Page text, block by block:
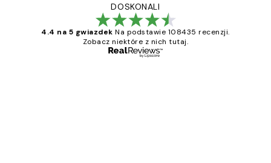
DOSKONALI
4.4 na 5 gwiazdek Na podstawie 108435 recenzji.
Zobacz niektóre z nich tutaj.